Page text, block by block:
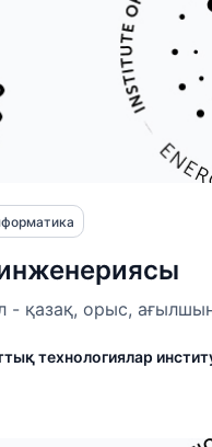
- қазақ, орыс,
технологиялар